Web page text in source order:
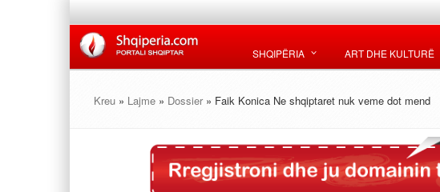
SHQIPËRIA ART DHE KULTURË
Kreu » Lajme » Dossier » Faik Konica Ne shqiptaret nuk veme dot mend